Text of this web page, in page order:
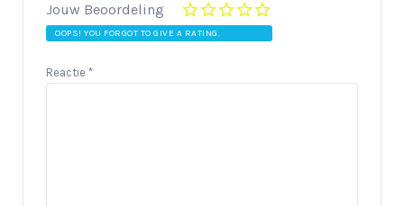
Jouw Beoordeling
OOPS! YOU FORGOT TO GIVE A RATING.
Reactie *